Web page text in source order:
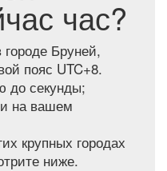
час?
Бруней,
пояс UTC+8.
до секунды;
на вашем
крупных городах
ниже.